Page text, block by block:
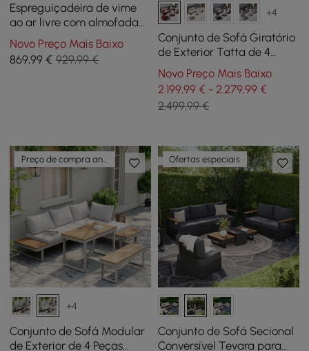
Espreguiçadeira de vime
ao ar livre com almofada
cinza e moldura de
alumínio (63" de largura)
Novo Preço Mais Baixo
869,99 € 929,99 €
+4
Conjunto de Sofá Giratório
de Exterior Tatta de 4
Peças em Corda
Entrançada com Mesa de
Centro em Laranja
Novo Preço Mais Baixo
2.199,99 € - 2.279,99 €
2.499,99 €
Preço de compra antecipada
+4
Conjunto de Sofá Modular
de Exterior de 4 Peças
Ofertas especiais
Conjunto de Sofá Secional
Conversível Tevara para